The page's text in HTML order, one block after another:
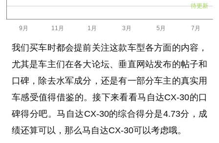
待更新
我们买车时都会提前关注这款车型各方面的内容，
尤其是车主们在各大论坛、垂直网站发布的帖子和
口碑，除去水军成分，还是有一部分车主的真实用
车感受值得借鉴的。接下来看看马自达CX-30的口
碑得分吧。马自达CX-30的综合得分是4.73分，成
绩还算可以，那么马自达CX-30可以考虑哦。